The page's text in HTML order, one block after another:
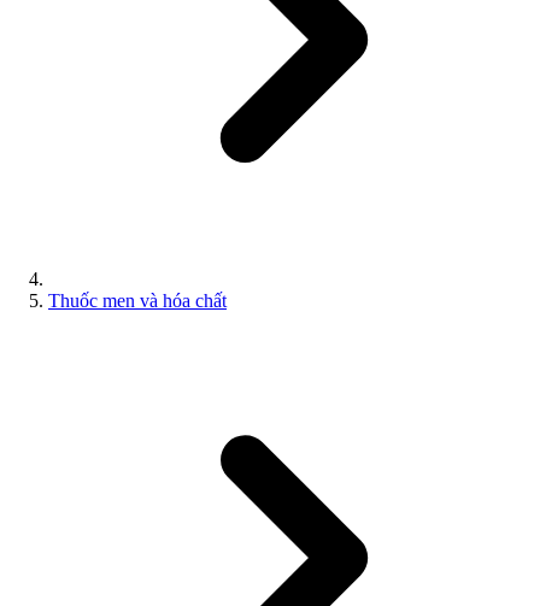
Thuốc men và hóa chất